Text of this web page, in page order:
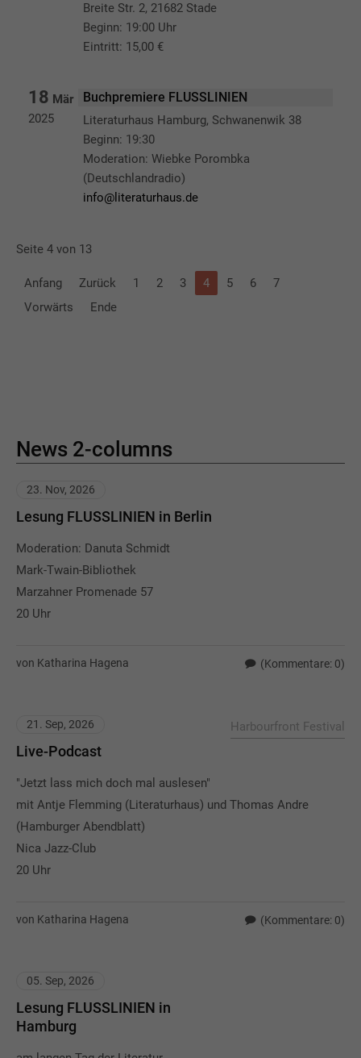
Breite Str. 2, 21682 Stade
Beginn: 19:00 Uhr
Eintritt: 15,00 €
18 Mär
2025
Buchpremiere FLUSSLINIEN
Literaturhaus Hamburg, Schwanenwik 38
Beginn: 19:30
Moderation: Wiebke Porombka
(Deutschlandradio)
info@literaturhaus.de
Seite 4 von 13
Anfang Zurück 1 2 3 4 5 6
7
Vorwärts
Ende
News 2-columns
23. Nov, 2026
Lesung FLUSSLINIEN in Berlin
Moderation: Danuta Schmidt
Mark-Twain-Bibliothek
Marzahner Promenade 57
20 Uhr
von Katharina Hagena (Kommentare: 0)
21. Sep, 2026 Harbourfront Festival
Live-Podcast
"Jetzt lass mich doch mal auslesen"
mit Antje Flemming (Literaturhaus) und Thomas Andre
(Hamburger Abendblatt)
Nica Jazz-Club
20 Uhr
von Katharina Hagena (Kommentare: 0)
05. Sep, 2026
Lesung FLUSSLINIEN in
Hamburg